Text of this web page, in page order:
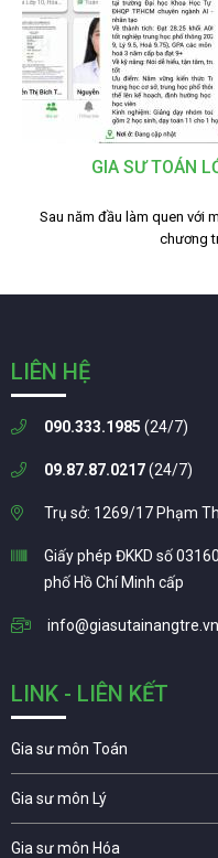
GIA SƯ TOÁN
Sau năm đầu làm quen với
chương
LIÊN HỆ
090.333.1985 (24/7)
09.87.87.0217(24/7)
Trụ sở: 1269/17 Phạm
Giấy phép ĐKKD số
phố Hồ Chí Minh cấp
info@giasutainangtre.vn
LINK - LIÊN KẾT
Gia sư môn Toán
Gia sư môn Lý
Gia sư môn Hóa